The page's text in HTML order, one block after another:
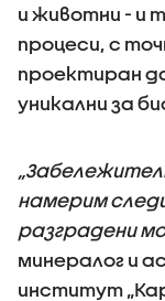
и животни - и
процеси, с
проектиран
уникални за
намерим
разградени
минералог и
институт